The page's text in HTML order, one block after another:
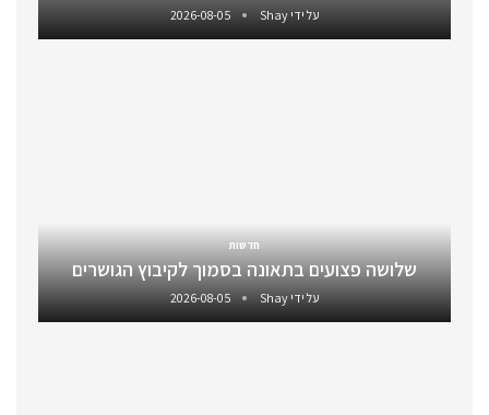
על ידיShay
2026-08-05
חדשות
שלושה פצועים בתאונה בסמוך לקיבוץ הגושרים
על ידיShay
2026-08-05